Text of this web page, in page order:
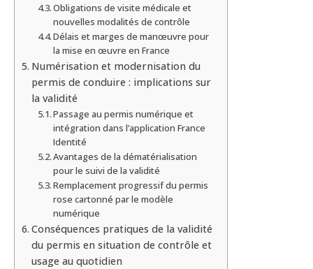
Obligations de visite médicale et
nouvelles modalités de contrôle
Délais et marges de manœuvre pour
la mise en œuvre en France
Numérisation et modernisation du
permis de conduire : implications sur
la validité
Passage au permis numérique et
intégration dans l’application France
Identité
Avantages de la dématérialisation
pour le suivi de la validité
Remplacement progressif du permis
rose cartonné par le modèle
numérique
Conséquences pratiques de la validité
du permis en situation de contrôle et
usage au quotidien